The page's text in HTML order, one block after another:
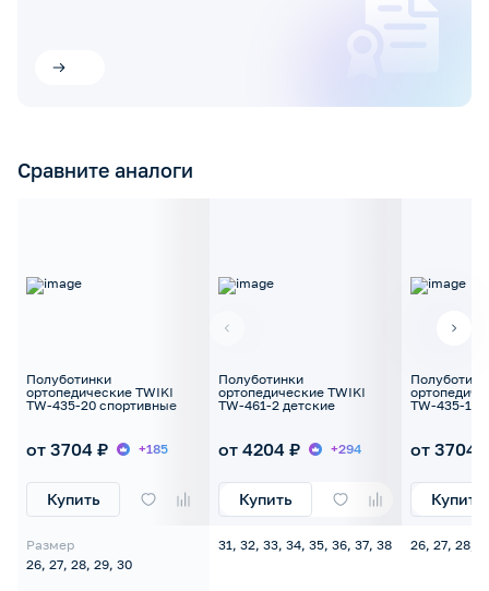
Сравните аналоги
Полуботинки
ортопедические TWIKI
TW-435-20 спортивные
от 3704 ₽ +185
Купить
Размер
26, 27, 28, 29, 30
Полуботинки
ортопедические TWIKI
TW-461-2 детские
от 4204 ₽ +294
Купить
31, 32, 33, 34, 35, 36, 37, 38
TW-435-19
от 3704
Купить
26, 27, 28,